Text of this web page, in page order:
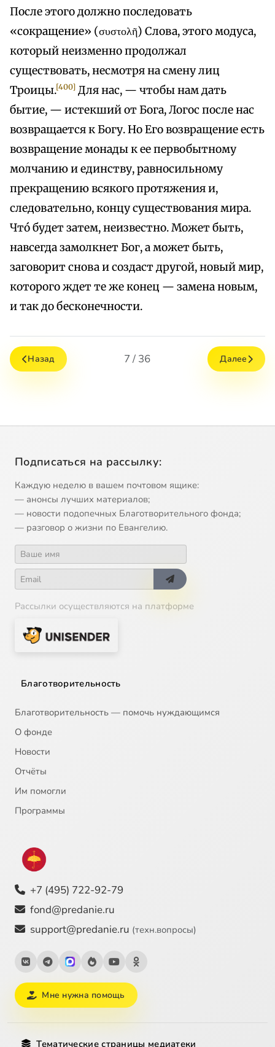
После этого должно последовать
«сокращение» (συστολῆ) Слова, этого модуса,
который неизменно продолжал
существовать, несмотря на смену лиц
Троицы.[400] Для нас, — чтобы нам дать
бытие, — истекший от Бога, Логос после нас
возвращается к Богу. Но Его возвращение есть
возвращение монады к ее первобытному
молчанию и единству, равносильному
прекращению всякого протяжения и,
следовательно, концу существования мира.
Чтó будет затем, неизвестно. Может быть,
навсегда замолкнет Бог, а может быть,
заговорит снова и создаст другой, новый мир,
которого ждет те же конец — замена новым,
и так до бесконечности.
Назад 7 / 36 Далее
Подписаться на рассылку:
Каждую неделю в вашем почтовом ящике:
— анонсы лучших материалов;
— новости подопечных Благотворительного фонда;
— разговор о жизни по Евангелию.
Рассылки осуществляются на платформе
Благотворительность
Благотворительность — помочь нуждающимся
О фонде
Новости
Отчёты
Им помогли
Программы
+7 (495) 722-92-79
fond@predanie.ru
support@predanie.ru (техн.вопросы)
Мне нужна помощь
Тематические страницы медиатеки